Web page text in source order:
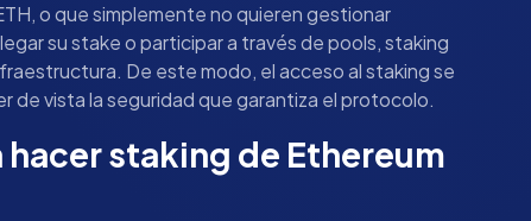
o que simplemente no quieren gestionar
su stake o participar a través de pools, staking
De este modo, el acceso al staking se
de vista la seguridad que garantiza el protocolo.
staking de Ethereum